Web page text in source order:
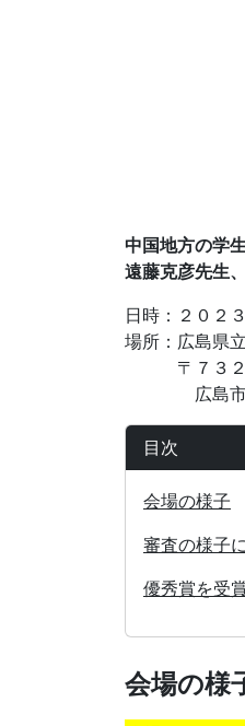
中国地方の学
遠藤克彦先生
日時：２０２
場所：広島県
〒７３２-
広島市南
目次
会場の様子
審査の様子
優秀賞を受
会場の様